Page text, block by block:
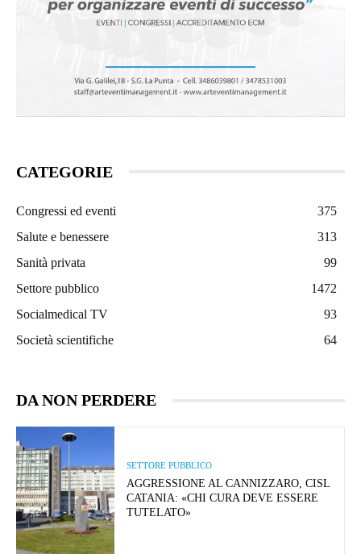
CATEGORIE
Congressi ed eventi
375
Salute e benessere
313
Sanità privata
99
Settore pubblico
1472
Socialmedical TV
93
Società scientifiche
64
DA NON PERDERE
SETTORE PUBBLICO
AGGRESSIONE AL CANNIZZARO, CISL
CATANIA: «CHI CURA DEVE ESSERE
TUTELATO»